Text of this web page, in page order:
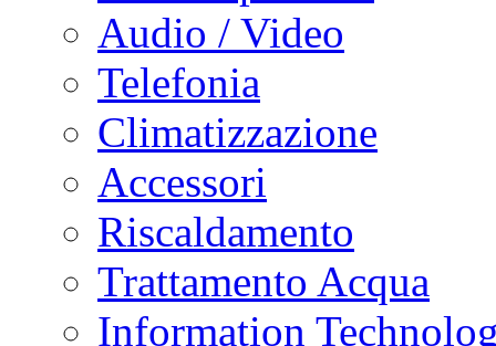
Audio / Video
Telefonia
Climatizzazione
Accessori
Riscaldamento
Trattamento Acqua
Information